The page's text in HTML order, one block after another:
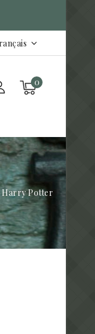
0
Harry Potter